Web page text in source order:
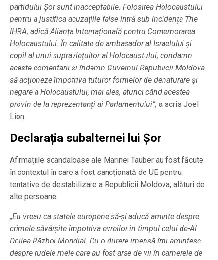
partidului Șor sunt inacceptabile. Folosirea Holocaustului
pentru a justifica acuzațiile false intră sub incidența The
IHRA, adică Alianța Internațională pentru Comemorarea
Holocaustului. În calitate de ambasador al Israelului și
copil al unui supraviețuitor al Holocaustului, condamn
aceste comentarii și îndemn Guvernul Republicii Moldova
să acționeze împotriva tuturor formelor de denaturare și
negare a Holocaustului, mai ales, atunci când acestea
provin de la reprezentanți ai Parlamentului”, a scris Joel
Lion.
Declarația subalternei lui Șor
Afirmaţiile scandaloase ale Marinei Tauber au fost făcute
în contextul în care a fost sancţionată de UE pentru
tentative de destabilizare a Republicii Moldova, alături de
alte persoane.
„Eu vreau ca statele europene să-și aducă aminte despre
crimele săvârșite împotriva evreilor în timpul celui de-Al
Doilea Război Mondial. Cu o durere imensă îmi amintesc
despre rudele mele care au fost arse de vii în camerele de